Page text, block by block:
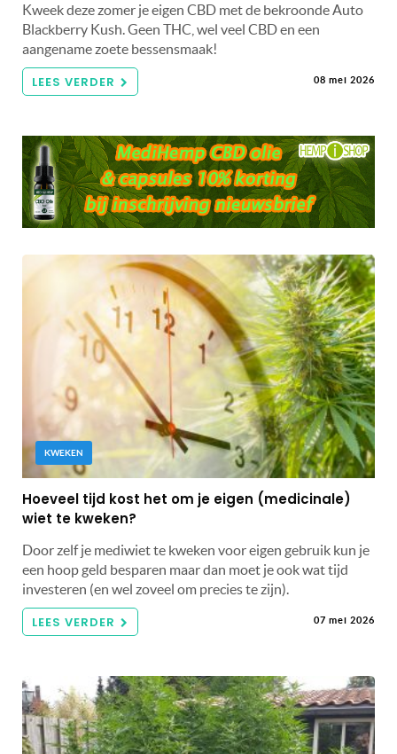
Kweek deze zomer je eigen CBD met de bekroonde Auto
Blackberry Kush. Geen THC, wel veel CBD en een
aangename zoete bessensmaak!
LEES VERDER 08 mei 2026
KWEKEN
Hoeveel tijd kost het om je eigen (medicinale)
wiet te kweken?
Door zelf je mediwiet te kweken voor eigen gebruik kun je
een hoop geld besparen maar dan moet je ook wat tijd
investeren (en wel zoveel om precies te zijn).
LEES VERDER 07 mei 2026